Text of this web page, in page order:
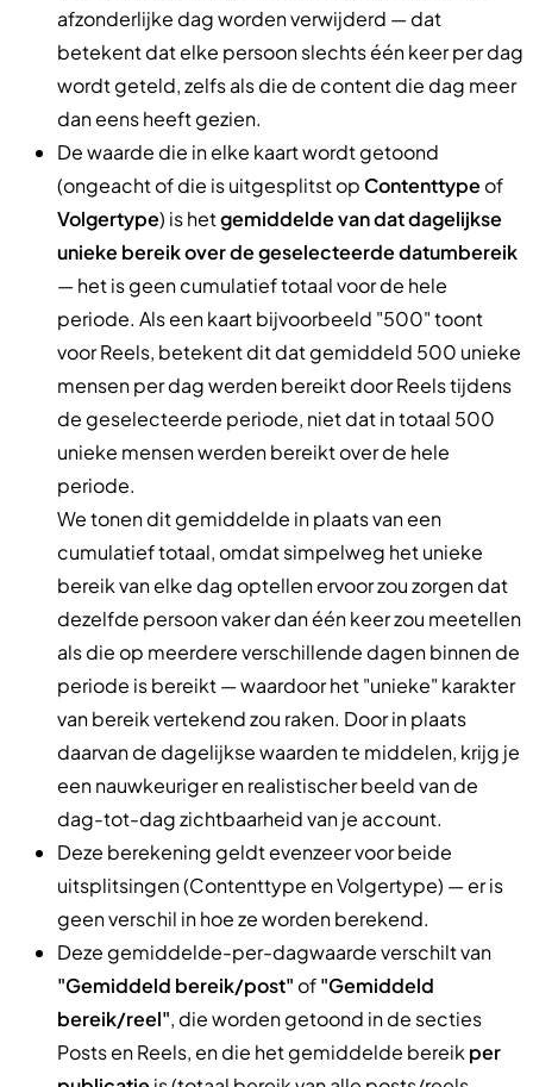
afzonderlijke dag worden verwijderd — dat
betekent dat elke persoon slechts één keer per dag
wordt geteld, zelfs als die de content die dag meer
dan eens heeft gezien.
De waarde die in elke kaart wordt getoond
(ongeacht of die is uitgesplitst op Contenttype of
Volgertype) is hetgemiddelde van dat dagelijkse
unieke bereik over de geselecteerde datumbereik
— het is geen cumulatief totaal voor de hele
periode. Als een kaart bijvoorbeeld "500" toont
voor Reels, betekent dit dat gemiddeld 500 unieke
mensen per dag werden bereikt door Reels tijdens
de geselecteerde periode, niet dat in totaal 500
unieke mensen werden bereikt over de hele
periode.
We tonen dit gemiddelde in plaats van een
cumulatief totaal, omdat simpelweg het unieke
bereik van elke dag optellen ervoor zou zorgen dat
dezelfde persoon vaker dan één keer zou meetellen
als die op meerdere verschillende dagen binnen de
periode is bereikt — waardoor het "unieke" karakter
van bereik vertekend zou raken. Door in plaats
daarvan de dagelijkse waarden te middelen, krijg je
een nauwkeuriger en realistischer beeld van de
dag-tot-dag zichtbaarheid van je account.
Deze berekening geldt evenzeer voor beide
uitsplitsingen (Contenttype en Volgertype) — er is
geen verschil in hoe ze worden berekend.
Deze gemiddelde-per-dagwaarde verschilt van
"Gemiddeld bereik/post" of"Gemiddeld
bereik/reel", die worden getoond in de secties
Posts en Reels, en die het gemiddelde bereik per